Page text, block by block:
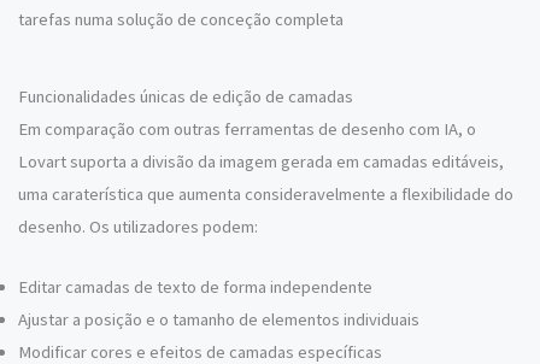
tarefas numa solução de conceção completa
Funcionalidades únicas de edição de camadas
Em comparação com outras ferramentas de desenho com IA, o
Lovart suporta a divisão da imagem gerada em camadas editáveis,
uma caraterística que aumenta consideravelmente a flexibilidade do
desenho. Os utilizadores podem:
Editar camadas de texto de forma independente
Ajustar a posição e o tamanho de elementos individuais
Modificar cores e efeitos de camadas específicas